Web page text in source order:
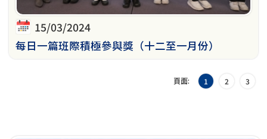
15/03/2024
每日一篇班際積極參與獎（十二至一月份）
頁面: 1 2 3